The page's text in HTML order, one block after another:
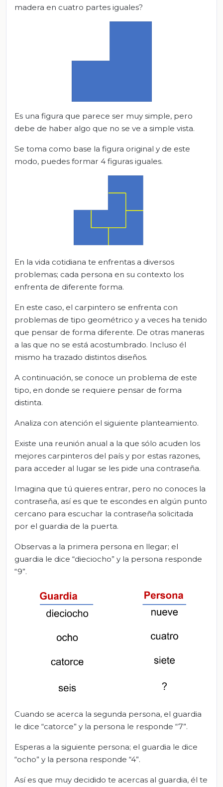
madera en cuatro partes iguales?
Es una figura que parece ser muy simple, pero
debe de haber algo que no se ve a simple vista.
Se toma como base la figura original y de este
modo, puedes formar 4 figuras iguales.
En la vida cotidiana te enfrentas a diversos
problemas; cada persona en su contexto los
enfrenta de diferente forma.
En este caso, el carpintero se enfrenta con
problemas de tipo geométrico y a veces ha tenido
que pensar de forma diferente. De otras maneras
a las que no se está acostumbrado. Incluso él
mismo ha trazado distintos diseños.
A continuación, se conoce un problema de este
tipo, en donde se requiere pensar de forma
distinta.
Analiza con atención el siguiente planteamiento.
Existe una reunión anual a la que sólo acuden los
mejores carpinteros del país y por estas razones,
para acceder al lugar se les pide una contraseña.
Imagina que tú quieres entrar, pero no conoces la
contraseña, así es que te escondes en algún punto
cercano para escuchar la contraseña solicitada
por el guardia de la puerta.
Observas a la primera persona en llegar; el
guardia le dice “dieciocho” y la persona responde
“9”.
Cuando se acerca la segunda persona, el guardia
le dice “catorce” y la persona le responde “7”.
Esperas a la siguiente persona; el guardia le dice
“ocho” y la persona responde “4”.
Así es que muy decidido te acercas al guardia, él te